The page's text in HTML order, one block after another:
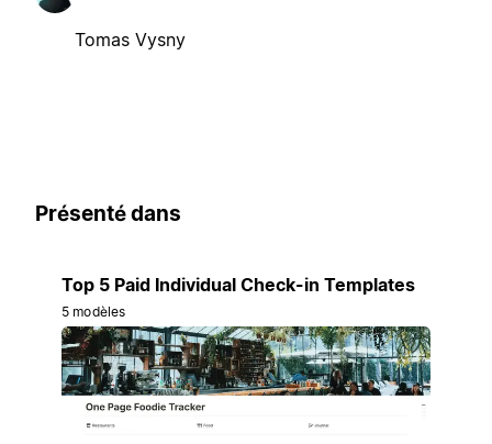
Tomas Vysny
Présenté dans
Top 5 Paid Individual Check-in Templates
5 modèles